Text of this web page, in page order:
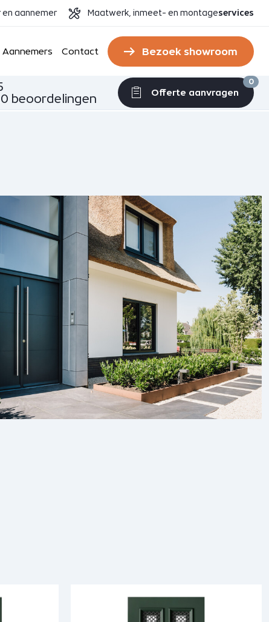
aannemer Maatwerk, inmeet- en montageservices
Aannemers Contact Bezoek showroom
beoordelingen
Offerte aanvragen
0